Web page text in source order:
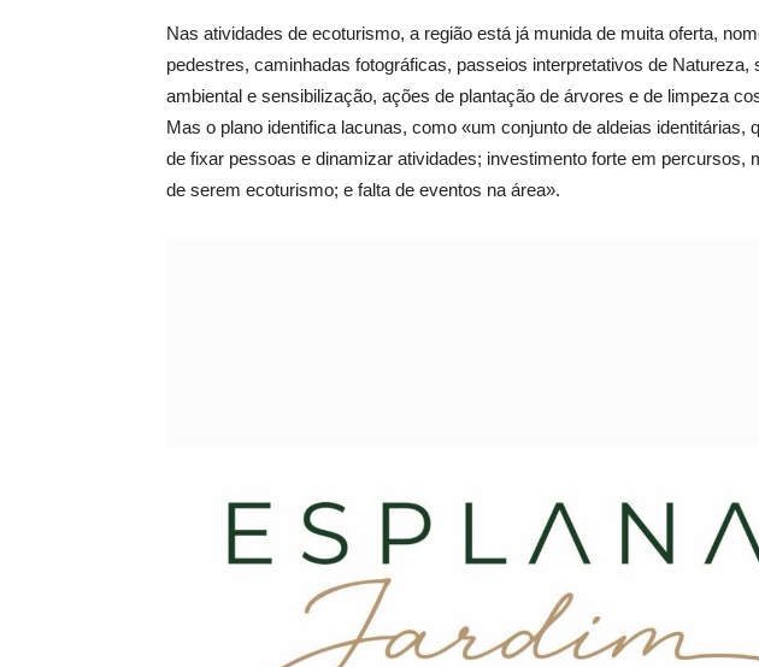
Nas atividades de ecoturismo, a região está já munida de muita oferta,
pedestres, caminhadas fotográficas, passeios interpretativos de Natureza,
ambiental e sensibilização, ações de plantação de árvores e de limpeza
Mas o plano identifica lacunas, como «um conjunto de aldeias identitárias,
de fixar pessoas e dinamizar atividades; investimento forte em percursos,
de serem ecoturismo; e falta de eventos na área».